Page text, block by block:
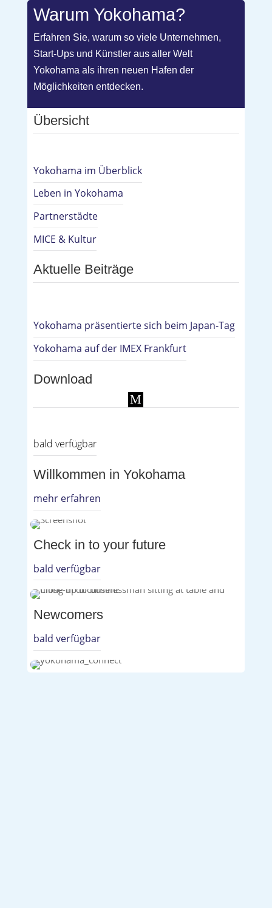
Warum Yokohama?
Erfahren Sie, warum so viele Unternehmen,
Start-Ups und Künstler aus aller Welt
Yokohama als ihren neuen Hafen der
Möglichkeiten entdecken.
Übersicht
Yokohama im Überblick
Leben in Yokohama
Partnerstädte
MICE & Kultur
Aktuelle Beiträge
Yokohama präsentierte sich beim Japan-Tag
Yokohama auf der IMEX Frankfurt
Download
M
bald verfügbar
Willkommen in Yokohama
mehr erfahren
Check in to your future
bald verfügbar
Newcomers
bald verfügbar